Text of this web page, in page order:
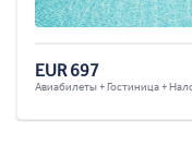
EUR 697
Авиабилеты + Гостиница +